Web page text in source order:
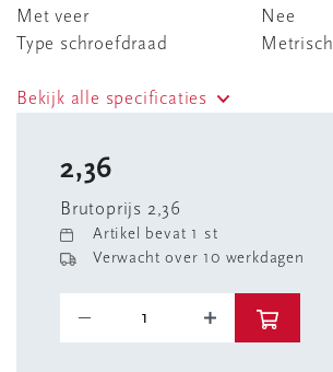
Met veer
Nee
Type schroefdraad
Metrisch
Bekijk alle specificaties
2,36
Brutoprijs 2,36
Artikel bevat 1 st
Verwacht over 10 werkdagen